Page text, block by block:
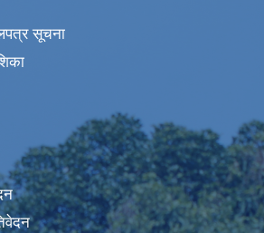
सूचना